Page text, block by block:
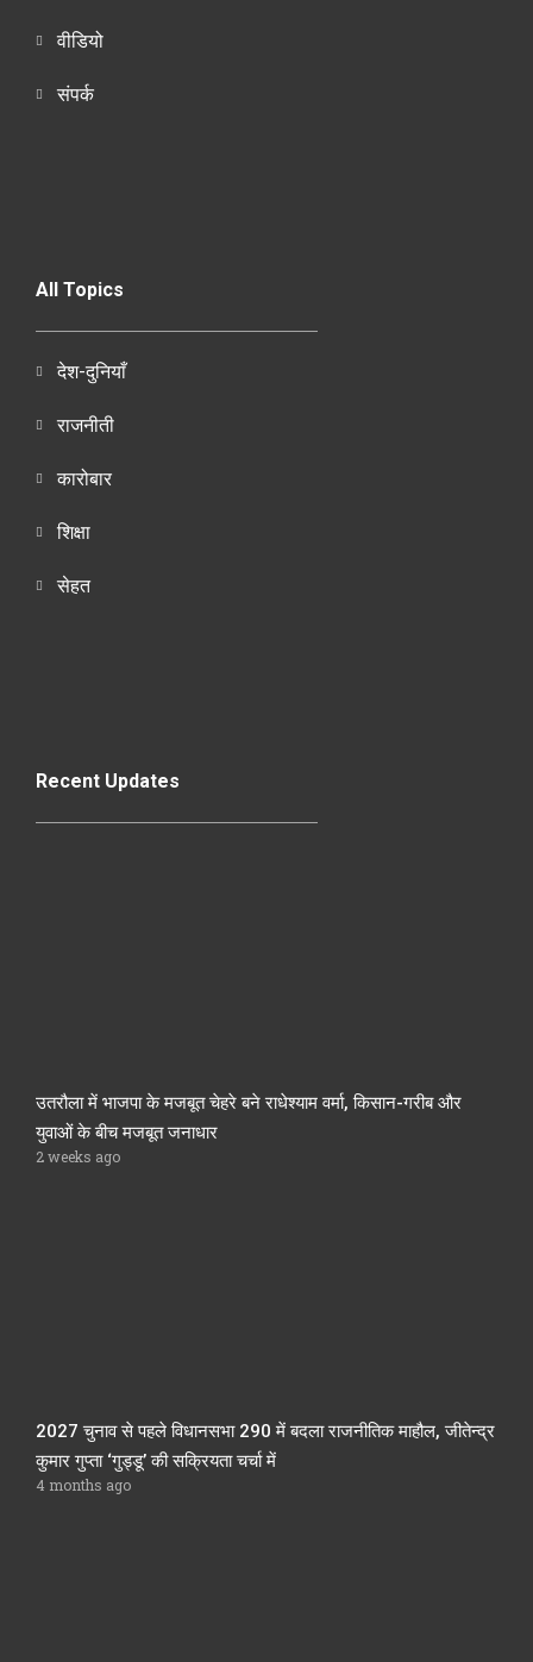
वीडियो
संपर्क
All Topics
देश-दुनियाँ
राजनीती
कारोबार
शिक्षा
सेहत
Recent Updates
उतरौला में भाजपा के मजबूत चेहरे बने राधेश्याम वर्मा, किसान-गरीब और
युवाओं के बीच मजबूत जनाधार
2 weeks ago
2027 चुनाव से पहले विधानसभा 290 में बदला राजनीतिक माहौल, जीतेन्द्र
कुमार गुप्ता ‘गुड्डू’ की सक्रियता चर्चा में
4 months ago